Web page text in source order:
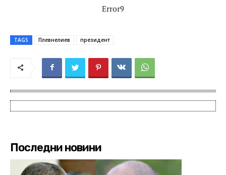
Error9
TAGS Плевнелиев президент
Последни новини